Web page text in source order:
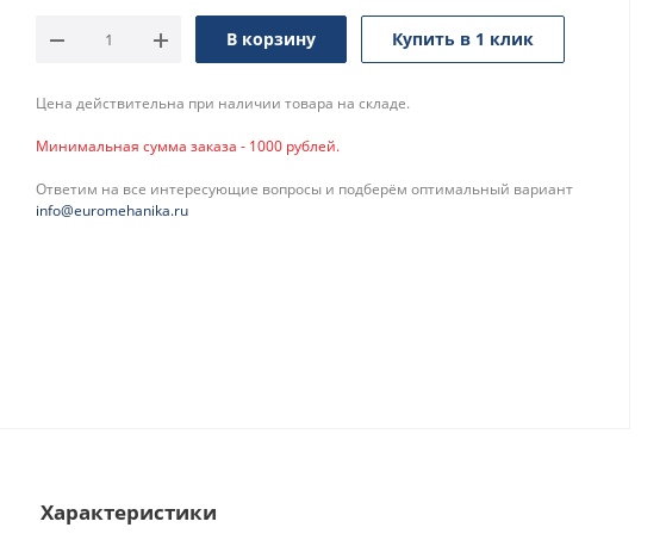
В корзину Купить в 1 клик
Цена действительна при наличии товара на складе.
Минимальная сумма заказа - 1000 рублей.
Ответим на все интересующие вопросы и подберём оптимальный вариант
info@euromehanika.ru
Характеристики